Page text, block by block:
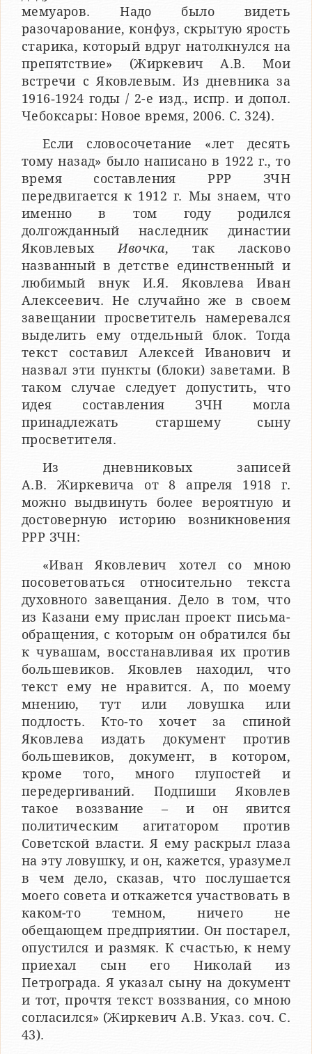
мемуаров. Надо было видеть
разочарование, конфуз, скрытую ярость
старика, который вдруг натолкнулся на
препятствие» (Жиркевич А.В. Мои
встречи с Яковлевым. Из дневника за
1916‑1924 годы / 2-е изд., испр. и допол.
Чебоксары: Новое время, 2006. С. 324).
Если словосочетание «лет десять
тому назад» было написано в 1922 г., то
время составления РРР ЗЧН
передвигается к 1912 г. Мы знаем, что
именно в том году родился
долгожданный наследник династии
Яковлевых Ивочка, так ласково
названный в детстве единственный и
любимый внук И.Я. Яковлева Иван
Алексеевич. Не случайно же в своем
завещании просветитель намеревался
выделить ему отдельный блок. Тогда
текст составил Алексей Иванович и
назвал эти пункты (блоки) заветами. В
таком случае следует допустить, что
идея составления ЗЧН могла
принадлежать старшему сыну
просветителя.
Из дневниковых записей
А.В. Жиркевича от 8 апреля 1918 г.
можно выдвинуть более вероятную и
достоверную историю возникновения
РРР ЗЧН:
«Иван Яковлевич хотел со мною
посоветоваться относительно текста
духовного завещания. Дело в том, что
из Казани ему прислан проект письма-
обращения, с которым он обратился бы
к чувашам, восстанавливая их против
большевиков. Яковлев находил, что
текст ему не нравится. А, по моему
мнению, тут или ловушка или
подлость. Кто-то хочет за спиной
Яковлева издать документ против
большевиков, документ, в котором,
кроме того, много глупостей и
передергиваний. Подпиши Яковлев
такое воззвание – и он явится
политическим агитатором против
Советской власти. Я ему раскрыл глаза
на эту ловушку, и он, кажется, уразумел
в чем дело, сказав, что послушается
моего совета и откажется участвовать в
каком-то темном, ничего не
обещающем предприятии. Он постарел,
опустился и размяк. К счастью, к нему
приехал сын его Николай из
Петрограда. Я указал сыну на документ
и тот, прочтя текст воззвания, со мною
согласился» (Жиркевич А.В. Указ. соч. С.
43).